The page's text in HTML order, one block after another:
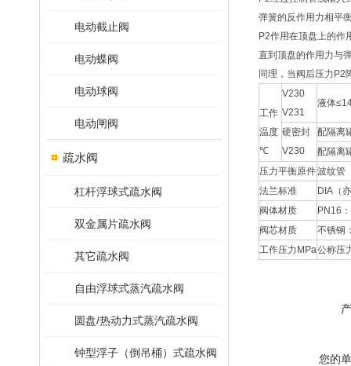
电动截止阀
电动蝶阀
电动球阀
电动闸阀
疏水阀
杠杆浮球式疏水阀
双金属片疏水阀
其它疏水阀
自由浮球式蒸汽疏水阀
圆盘/热动力式蒸汽疏水阀
钟型浮子（倒吊桶）式疏水阀
弹簧的反作用力相平
P2作用在顶盘上的作
直到顶盘的作用力与
同理，当阀后压力P2
工作
温度
℃
V230
V231
液体
硬密封
V230
配隔离
配隔离
压力平衡原件波纹管
法兰标准
DIA（
阀体材质
PN16
阀芯材质
不锈钢
工作压力MPa公称压
您的